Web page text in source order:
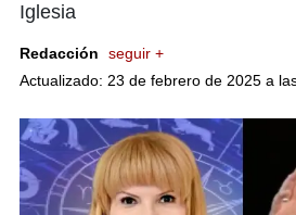
Iglesia
Redacción
seguir +
Actualizado: 23 de febrero de 2025 a